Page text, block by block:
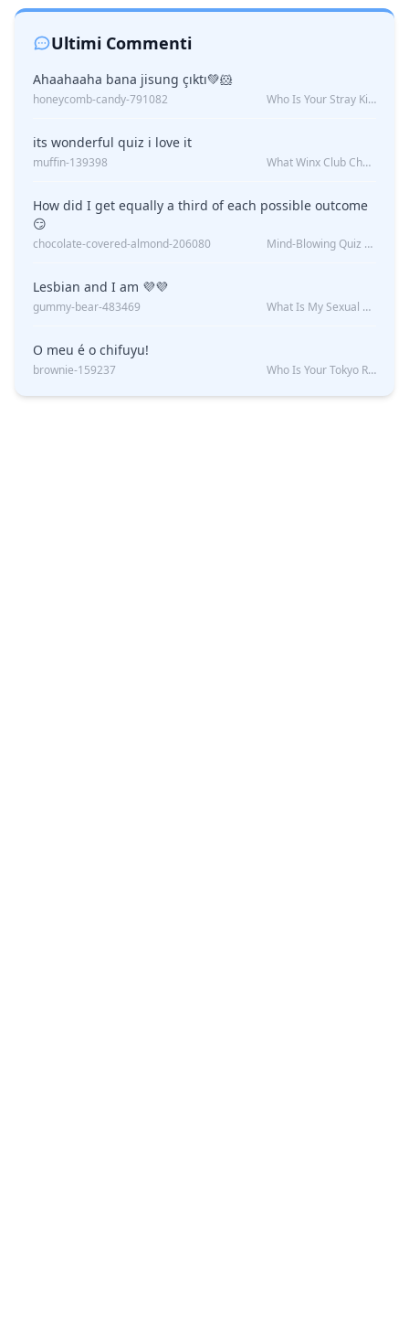
Ultimi Commenti
Ahaahaaha bana jisung çıktı💚🐹
honeycomb-candy-791082 Who Is Your Stray Kids Boyfriend?
its wonderful quiz i love it
muffin-139398 What Winx Club Character Are You?
How did I get equally a third of each possible outcome
😏
chocolate-covered-almond-206080 Mind-Blowing Quiz Reveals: Will I Be Alone Forever?
Lesbian and I am 💜💜
gummy-bear-483469 What Is My Sexual Orientation: Uncovered
O meu é o chifuyu!
brownie-159237 Who Is Your Tokyo Revengers Boyfriend?